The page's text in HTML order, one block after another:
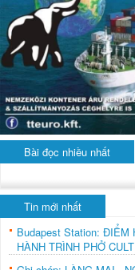
Bài đọc nhiều nhất
Tin mới nhất
Budapest Station: ĐIỂM
HÀNH TRÌNH PHỞ